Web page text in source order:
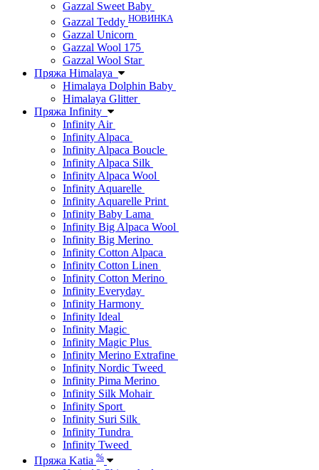
Gazzal Sweet Baby
Gazzal Teddy НОВИНКА
Gazzal Unicorn
Gazzal Wool 175
Gazzal Wool Star
Пряжа Himalaya
Himalaya Dolphin Baby
Himalaya Glitter
Пряжа Infinity
Infinity Air
Infinity Alpaca
Infinity Alpaca Boucle
Infinity Alpaca Silk
Infinity Alpaca Wool
Infinity Aquarelle
Infinity Aquarelle Print
Infinity Baby Lama
Infinity Big Alpaca Wool
Infinity Big Merino
Infinity Cotton Alpaca
Infinity Cotton Linen
Infinity Cotton Merino
Infinity Everyday
Infinity Harmony
Infinity Ideal
Infinity Magic
Infinity Magic Plus
Infinity Merino Extrafine
Infinity Nordic Tweed
Infinity Pima Merino
Infinity Silk Mohair
Infinity Sport
Infinity Suri Silk
Infinity Tundra
Infinity Tweed
Пряжа Katia %